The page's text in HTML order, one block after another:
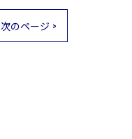
次のページ >